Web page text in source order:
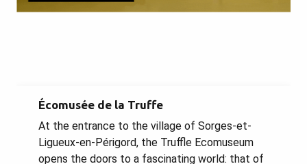
Écomusée de la Truffe
At the entrance to the village of Sorges-et-
Ligueux-en-Périgord, the Truffle Ecomuseum
opens the doors to a fascinating world: that of